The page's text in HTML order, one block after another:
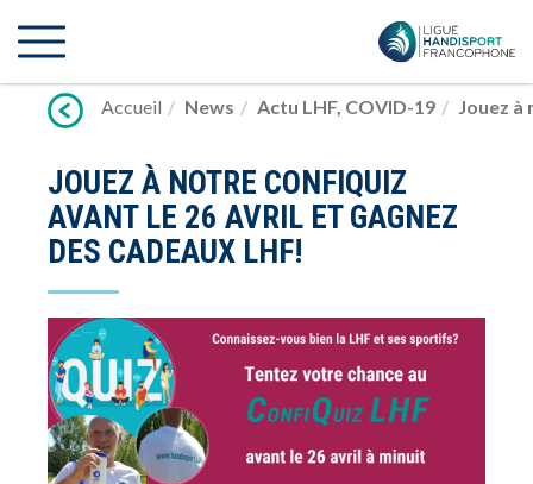
vers
Accueil
News Actu LHF, COVID-19 Jouez à
JOUEZ À NOTRE CONFIQUIZ
AVANT LE 26 AVRIL ET GAGNEZ
DES CADEAUX LHF!